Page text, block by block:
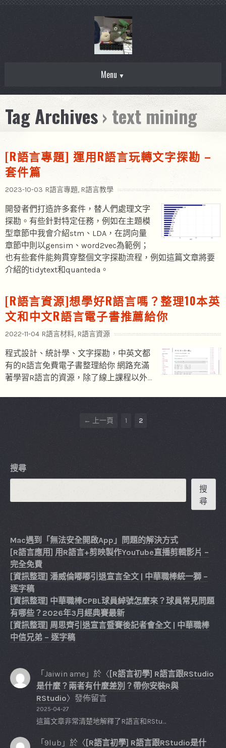
Menu
Tag Archives› text mining
[R語言專題] 運用R語言玩轉文字探勘 –
套件篇
2023-10-03 R語言專題, R語言教學
開發者們打造許多套件，替人們處理文字
探勘。有些針對特定任務，例如在主題模
型章節中我會介紹stm、LDA，在詞向量
章節中則以gensim、word2vec為範例；
也有些套件能夠貫穿整個文字探勘流程，例如這篇文章將要
介紹的tidytext和quanteda。
[R語言資源]想學好R語言嗎？整理10本英
文和中文R語言電子書推薦給你
2022-11-04 R語言材料, R語言資源
程式設計、統計學、文字探勘，中英文都
有的R語言免費電子書整理給你 網路充滿
著學習R語言的資源，除了線上課程以外…
CHOOSE
上一頁 1 2
搜尋
搜
尋
Mac遇到「無法安全開啟App」問題的解決方式
[R語言應用] 用R語言+剪映製作YouTube直播剪輯影片 –
完全免費
[資訊整理] 潘威倫嘟嘟引退宣言全文 | 中華職棒統一獅 –
逐字稿
[資訊整理] 中華職棒CPBL球員綽號怎麼來？球員常見問題
有哪些？2026年3月經典賽最新
[資訊整理] 周思齊引退宣言暨賽後記者會全文 | 中華職棒
中信兄弟 – 逐字稿
「 Jaiwin ame 」於〈 [R語言初學] R語言跟RStudio
是什麼？兩者有什麼差別？帶你安裝R與
RStudio〉發佈留言
2025-04-27
這篇文章非常清楚地解釋了R語言和RStu…
「 9lub 」於〈 [R語言初學] R語言跟RStudio是什